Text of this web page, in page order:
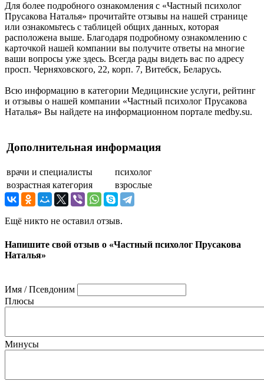
Для более подробного ознакомления с «Частный психолог
Прусакова Наталья» прочитайте отзывы на нашей странице
или ознакомьтесь с таблицей общих данных, которая
расположена выше. Благодаря подробному ознакомлению с
карточкой нашей компании вы получите ответы на многие
ваши вопросы уже здесь. Всегда рады видеть вас по адресу
просп. Черняховского, 22, корп. 7, Витебск, Беларусь.
Всю информацию в категории Медицинские услуги, рейтинг
и отзывы о нашей компании «Частный психолог Прусакова
Наталья» Вы найдете на информационном портале medby.su.
Дополнительная информация
врачи и специалисты
психолог
возрастная категория
взрослые
Ещё никто не оставил отзыв.
Напишите свой отзыв о «Частный психолог Прусакова
Наталья»
Имя / Псевдоним
Плюсы
Минусы